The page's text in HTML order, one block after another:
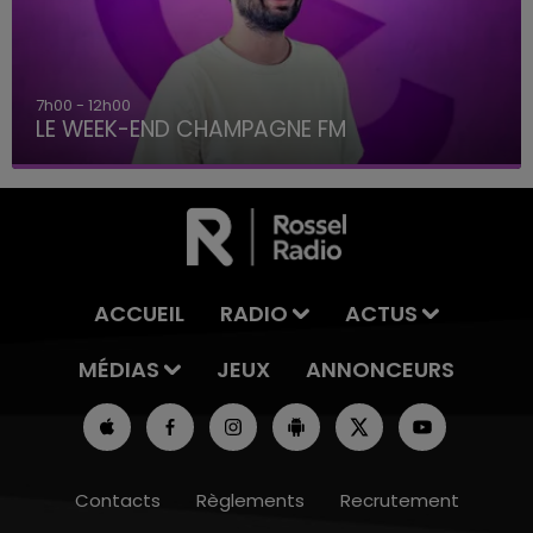
7h00 - 12h00
LE WEEK-END CHAMPAGNE FM
ACCUEIL RADIO
ACTUS
MÉDIAS
JEUX ANNONCEURS
Contacts Règlements Recrutement